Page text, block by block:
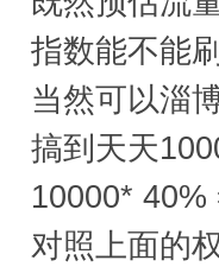
指数能不能
当然可以淄
搞到天天
10000*
对照上面的